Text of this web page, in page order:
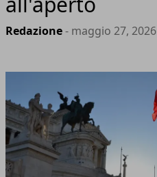
Redazione- maggio 27, 2026